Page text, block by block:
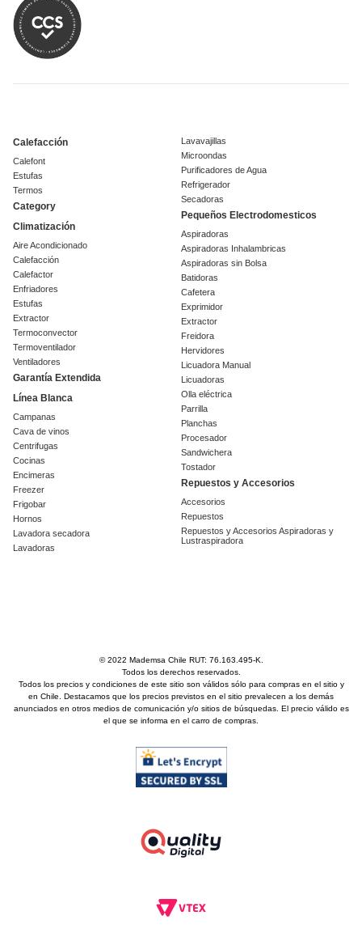
Calefacción
Calefont
Estufas
Termos
Category
Climatización
Aire Acondicionado
Calefacción
Calefactor
Enfriadores
Estufas
Extractor
Termoconvector
Termoventilador
Ventiladores
Garantía Extendida
Línea Blanca
Campanas
Cava de vinos
Centrifugas
Cocinas
Encimeras
Freezer
Frigobar
Hornos
Lavadora secadora
Lavadoras
Lavavajillas
Microondas
Purificadores de Agua
Refrigerador
Secadoras
Pequeños Electrodomesticos
Aspiradoras
Aspiradoras Inhalambricas
Aspiradoras sin Bolsa
Batidoras
Cafetera
Exprimidor
Extractor
Freidora
Hervidores
Licuadora Manual
Licuadoras
Olla eléctrica
Parrilla
Planchas
Procesador
Sandwichera
Tostador
Repuestos y Accesorios
Accesorios
Repuestos
Repuestos y Accesorios Aspiradoras y
Lustraspiradora
© 2022 Mademsa Chile RUT: 76.163.495-K.
Todos los derechos reservados.
Todos los precios y condiciones de este sitio son válidos sólo para compras en el sitio y
en Chile. Destacamos que los precios previstos en el sitio prevalecen a los demás
anunciados en otros medios de comunicación y/o sitios de búsquedas. El precio válido es
el que se informa en el carro de compras.